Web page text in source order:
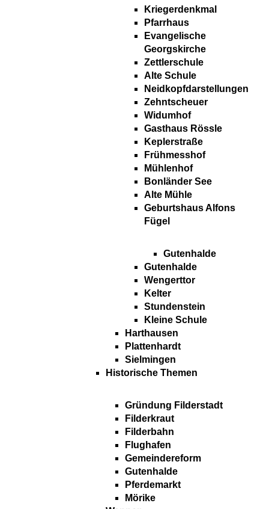
Kriegerdenkmal
Pfarrhaus
Evangelische
Georgskirche
Zettlerschule
Alte Schule
Neidkopfdarstellungen
Zehntscheuer
Widumhof
Gasthaus Rössle
Keplerstraße
Frühmesshof
Mühlenhof
Bonländer See
Alte Mühle
Geburtshaus Alfons
Fügel
Gutenhalde
Gutenhalde
Wengerttor
Kelter
Stundenstein
Kleine Schule
Harthausen
Plattenhardt
Sielmingen
Historische Themen
Gründung Filderstadt
Filderkraut
Filderbahn
Flughafen
Gemeindereform
Gutenhalde
Pferdemarkt
Mörike